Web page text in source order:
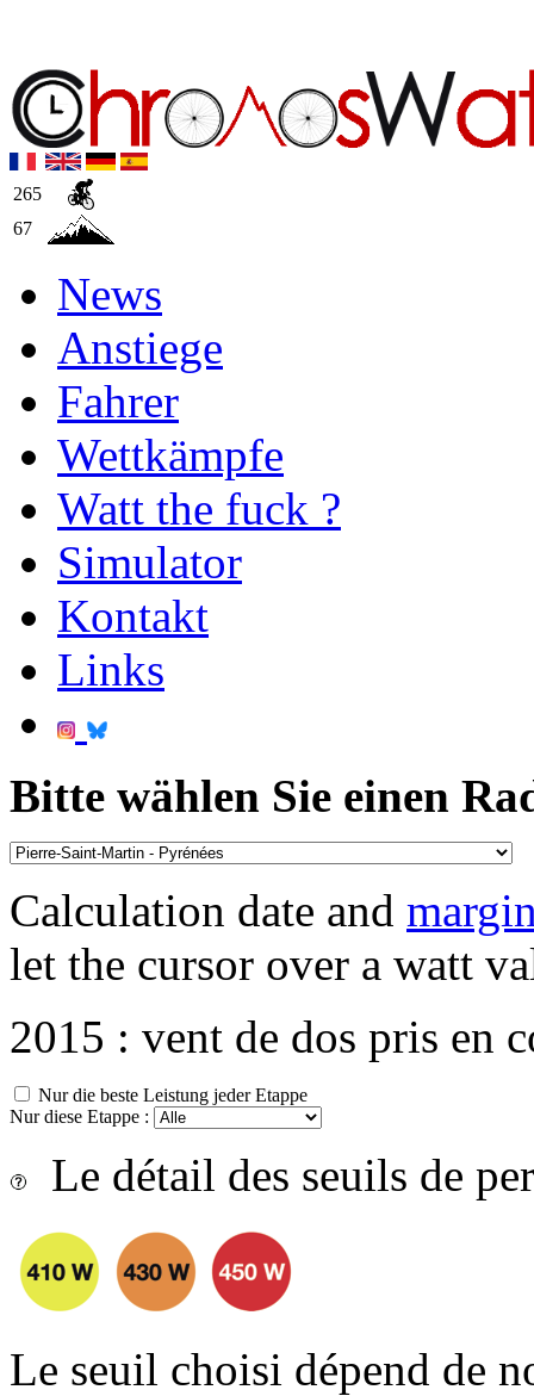
265
67
News
Anstiege
Fahrer
Wettkämpfe
Watt the fuck ?
Simulator
Kontakt
Links
Bitte wählen Sie einen
Calculation date and
let the cursor over a watt
2015 : vent de dos pris en
Nur die beste Leistung jeder Etappe
Nur diese Etappe :
Le détail des seuils de
Le seuil choisi dépend de